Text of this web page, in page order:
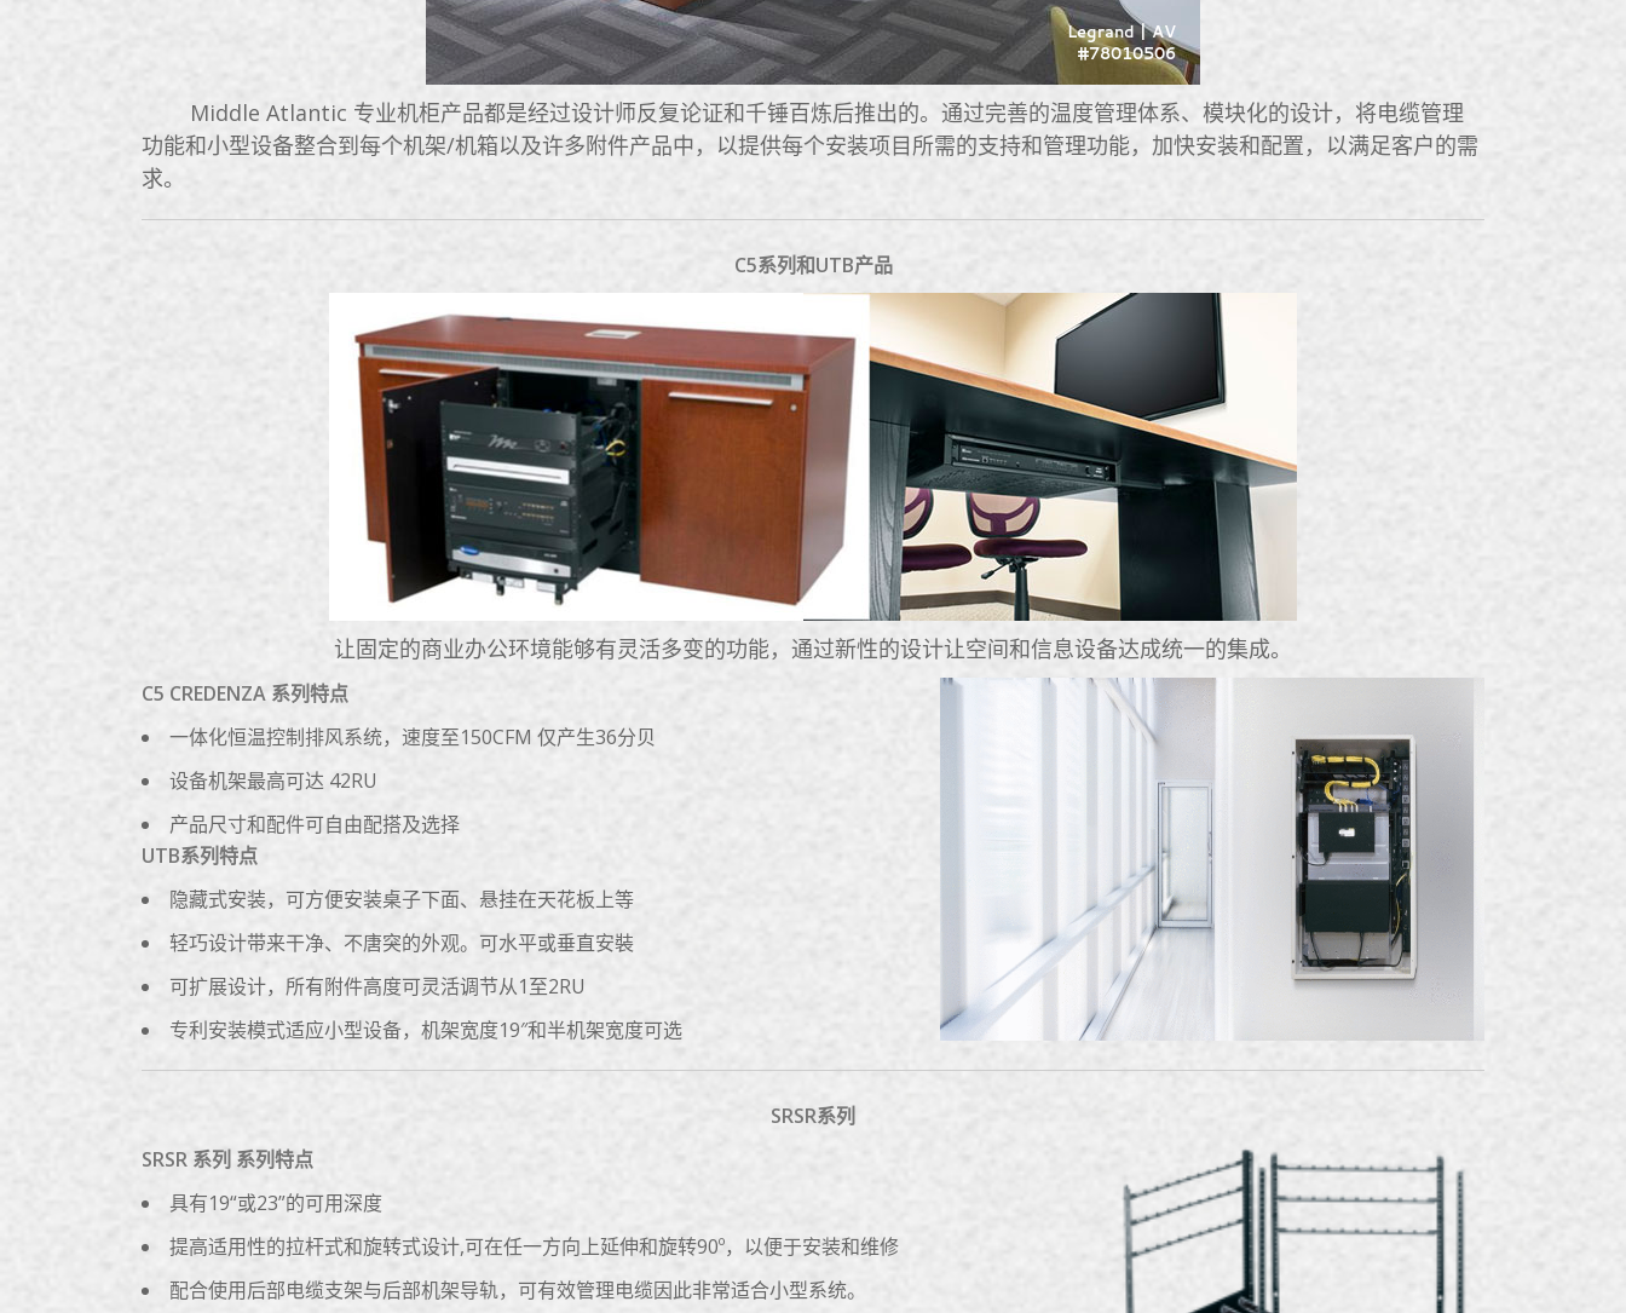
Middle Atlantic 专业机柜产品都是经过设计师反复论证和千锤百炼后推出的。通过完善的温度管理体系、模块化的设计，将电缆管理
功能和小型设备整合到每个机架/机箱以及许多附件产品中，以提供每个安装项目所需的支持和管理功能，加快安装和配置，以满足客户的需
求。
C5系列和UTB产品
让固定的商业办公环境能够有灵活多变的功能，通过新性的设计让空间和信息设备达成统一的集成。
C5 CREDENZA 系列特点
一体化恒温控制排风系统，速度至150CFM 仅产生36分贝
设备机架最高可达 42RU
产品尺寸和配件可自由配搭及选择
UTB系列特点
隐藏式安装，可方便安装桌子下面、悬挂在天花板上等
轻巧设计带来干净、不唐突的外观。可水平或垂直安裝
可扩展设计，所有附件高度可灵活调节从1至2RU
专利安装模式适应小型设备，机架宽度19″和半机架宽度可选
SRSR系列
SRSR 系列 系列特点
具有19“或23”的可用深度
提高适用性的拉杆式和旋转式设计,可在任一方向上延伸和旋转90º，以便于安装和维修
配合使用后部电缆支架与后部机架导轨，可有效管理电缆因此非常适合小型系统。